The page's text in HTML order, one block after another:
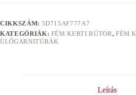
CIKKSZÁM: 5D715AF777A7
KATEGÓRIÁK: FÉM KERTI BÚTOR , FÉM
ÜLŐGARNITÚRÁK
Leírás